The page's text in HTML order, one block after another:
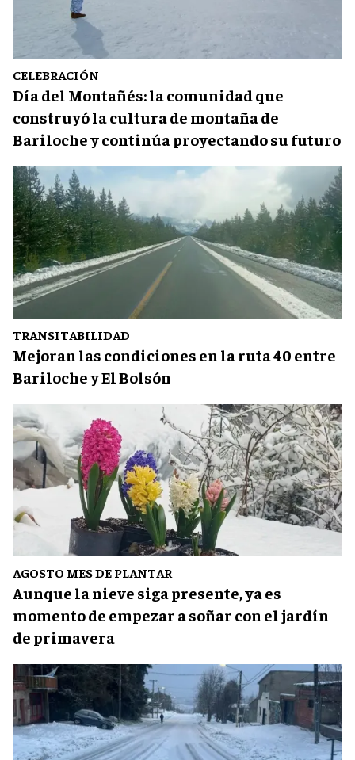
CELEBRACIÓN
Día del Montañés: la comunidad que
construyó la cultura de montaña de
Bariloche y continúa proyectando su futuro
TRANSITABILIDAD
Mejoran las condiciones en la ruta 40 entre
Bariloche y El Bolsón
AGOSTO MES DE PLANTAR
Aunque la nieve siga presente, ya es
momento de empezar a soñar con el jardín
de primavera